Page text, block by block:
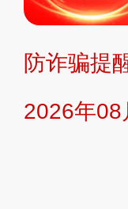
持投资购
提交说明
防诈骗提
2026年08